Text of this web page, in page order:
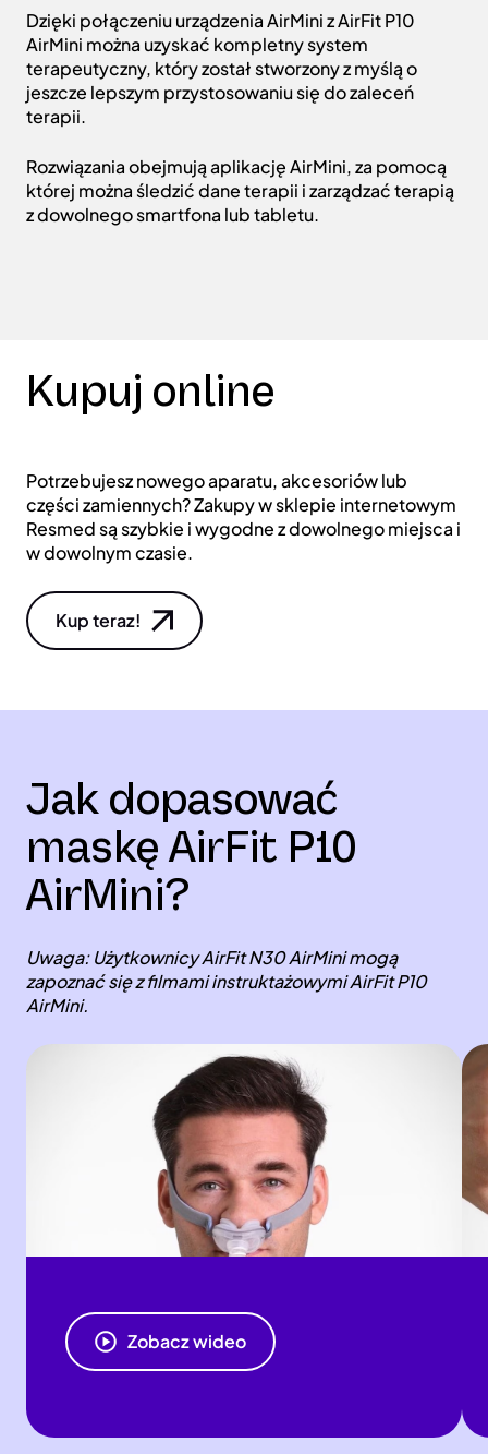
Dzięki połączeniu urządzenia AirMini z AirFit P10
AirMini można uzyskać kompletny system
terapeutyczny, który został stworzony z myślą o
jeszcze lepszym przystosowaniu się do zaleceń
terapii.
Rozwiązania obejmują aplikację AirMini, za pomocą
której można śledzić dane terapii i zarządzać terapią
z dowolnego smartfona lub tabletu.
Kupuj online
Potrzebujesz nowego aparatu, akcesoriów lub
części zamiennych? Zakupy w sklepie internetowym
Resmed są szybkie i wygodne z dowolnego miejsca i
w dowolnym czasie.
Kup teraz!
Jak dopasować
maskę AirFit P10
AirMini?
Uwaga: Użytkownicy AirFit N30 AirMini mogą
zapoznać się z filmami instruktażowymi AirFit P10
AirMini.
Zobacz wideo